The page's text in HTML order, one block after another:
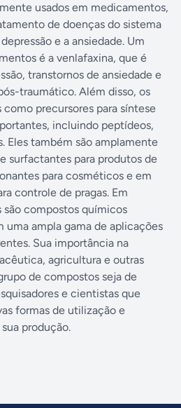
usados ​​em medicamentos,
de doenças do sistema
e a ansiedade. Um
é a venlafaxina, que é
transtornos de ansiedade e
traumático. Além disso, os
​​como precursores para síntese
incluindo peptídeos,
Eles também são amplamente
surfactantes para produtos de
para cosméticos e em
controle de pragas. Em
são compostos químicos
uma ampla gama de aplicações
Sua importância na
agricultura e outras
de compostos seja de
e cientistas que
formas de utilização e
produção.